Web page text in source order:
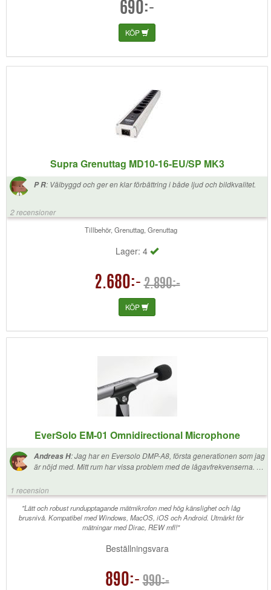
690:-
KÖP
Supra Grenuttag MD10-16-EU/SP MK3
P R: Välbyggd och ger en klar förbättring i både ljud och bildkvalitet.
2 recensioner
Tillbehör, Grenuttag, Grenuttag
Lager: 4
2.680:- 2.890:-
KÖP
EverSolo EM-01 Omnidirectional Microphone
Andreas H:Jag har en Eversolo DMP-A8, första generationen som jag
är nöjd med. Mitt rum har vissa problem med de lågavfrekvenserna. Så
frekvenserna. Detta fungerar utmärkt och rensade upp alla problem för
min del. Mikrofonen är väldigt enkel att använda och DMP-A8 känner
av mikrofonen så att man kan hämta konfigurationsfilen via enheten så
man behöver inte hålla på med minnesstickor och annat. Mycket
smidig kombination!
1 recension
"Lätt och robust rundupptagande mätmikrofon med hög känslighet och låg
brusnivå. Kompatibel med Windows, MacOS, iOS och Android. Utmärkt för
mätningar med Dirac, REW mfl!"
Beställningsvara
890:- 990:-